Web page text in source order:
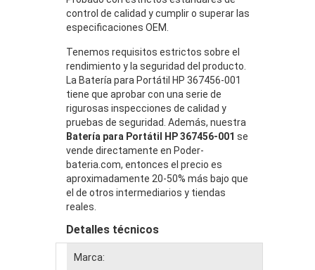
control de calidad y cumplir o superar las
especificaciones OEM.
Tenemos requisitos estrictos sobre el
rendimiento y la seguridad del producto.
La Batería para Portátil HP 367456-001
tiene que aprobar con una serie de
rigurosas inspecciones de calidad y
pruebas de seguridad. Además, nuestra
Batería para Portátil HP 367456-001 se
vende directamente en Poder-
bateria.com, entonces el precio es
aproximadamente 20-50% más bajo que
el de otros intermediarios y tiendas
reales.
Detalles técnicos
Marca: